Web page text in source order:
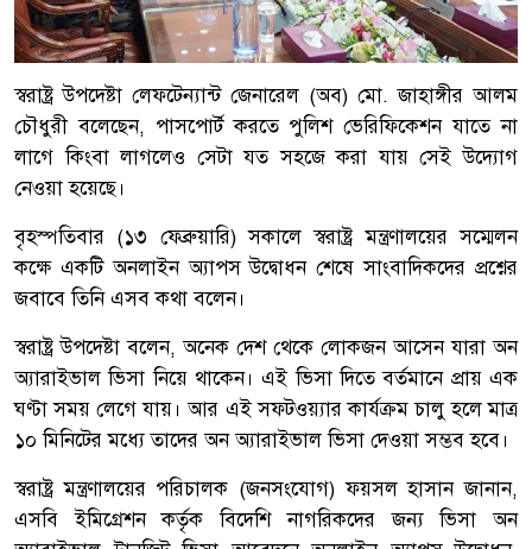
স্বরাষ্ট্র উপদেষ্টা লেফটেন্যান্ট জেনারেল (অব) মো. জাহাঙ্গীর আলম
চৌধুরী বলেছেন, পাসপোর্ট করতে পুলিশ ভেরিফিকেশন যাতে না
লাগে কিংবা লাগলেও সেটা যত সহজে করা যায় সেই উদ্যোগ
নেওয়া হয়েছে।
বৃহস্পতিবার (১৩ ফেব্রুয়ারি) সকালে স্বরাষ্ট্র মন্ত্রণালয়ের সম্মেলন
কক্ষে একটি অনলাইন অ্যাপস উদ্বোধন শেষে সাংবাদিকদের প্রশ্নের
জবাবে তিনি এসব কথা বলেন।
স্বরাষ্ট্র উপদেষ্টা বলেন, অনেক দেশ থেকে লোকজন আসেন যারা অন
অ্যারাইভাল ভিসা নিয়ে থাকেন। এই ভিসা দিতে বর্তমানে প্রায় এক
ঘণ্টা সময় লেগে যায়। আর এই সফটওয়্যার কার্যক্রম চালু হলে মাত্র
১০ মিনিটের মধ্যে তাদের অন অ্যারাইভাল ভিসা দেওয়া সম্ভব হবে।
স্বরাষ্ট্র মন্ত্রণালয়ের পরিচালক (জনসংযোগ) ফয়সল হাসান জানান,
এসবি ইমিগ্রেশন কর্তৃক বিদেশি নাগরিকদের জন্য ভিসা অন